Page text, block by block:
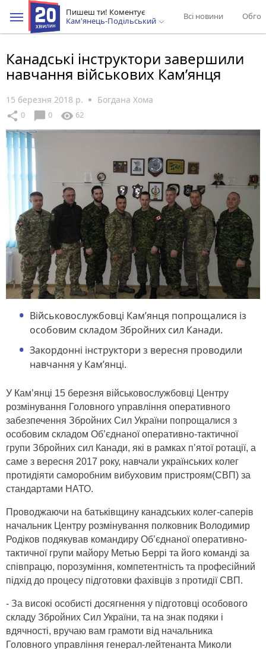
Пишеш ти! Коментує
Кам'янець-Подільський
Всі новини
Канадські інструктори завершили
навчання військових Кам’янця
15 березня 2018 р. Богдана Хома
share 0 chat_bubble 0 visibility 62
Військовослужбовці Кам’янця попрощалися із
особовим складом Збройних сил Канади.
Закордонні інструктори з вересня проводили
навчання у Кам’янці.
У Кам’янці 15 березня військовослужбовці Центру
розмінування Головного управління оперативного
забезпечення Збройних Сил України попрощалися з
особовим складом Об’єднаної оперативно-тактичної
групи Збройних сил Канади, які в рамках п’ятої ротації, а
саме з вересня 2017 року, навчали українських колег
протидіяти саморобним вибуховим пристроям(СВП) за
стандартами НАТО.
Проводжаючи на батьківщину канадських колег-саперів
начальник Центру розмінування полковник Володимир
Родіков подякував командиру Об’єднаної оперативно-
тактичної групи майору Метью Беррі та його команді за
співпрацю, порозуміння, компетентність та професійний
підхід до процесу підготовки фахівців з протидії СВП.
- За високі особисті досягнення у підготовці особового
складу Збройних Сил України, та на знак подяки і
вдячності, вручаю вам грамоти від начальника
Головного управління генерал-лейтенанта Миколи